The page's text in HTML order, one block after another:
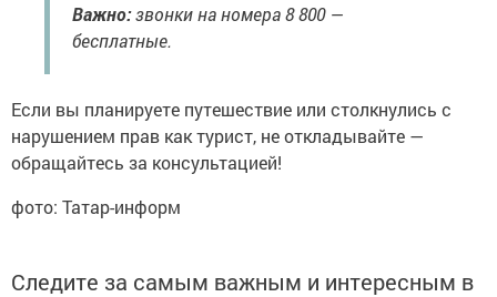
Важно:звонки на номера 8 800 —
бесплатные.
Если вы планируете путешествие или столкнулись с
нарушением прав как турист, не откладывайте —
обращайтесь за консультацией!
фото: Татар-информ
Следите за самым важным и интересным в